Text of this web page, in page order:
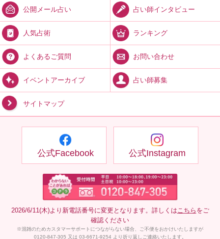
公開メール占い 占い師インタビュー
人気占術 ランキング
よくあるご質問 お問い合わせ
イベントアーカイブ 占い師募集
サイトマップ
公式Facebook 公式Instagram
2026/6/11(木)より新電話番号に変更となります。詳しくは こちら をご
確認ください
※混雑のためカスタマーサポートにつながらない場合、ご不便をおかけいたしますが
0120-847-305 又は 03-6671-9254 より折り返しご連絡いたします。